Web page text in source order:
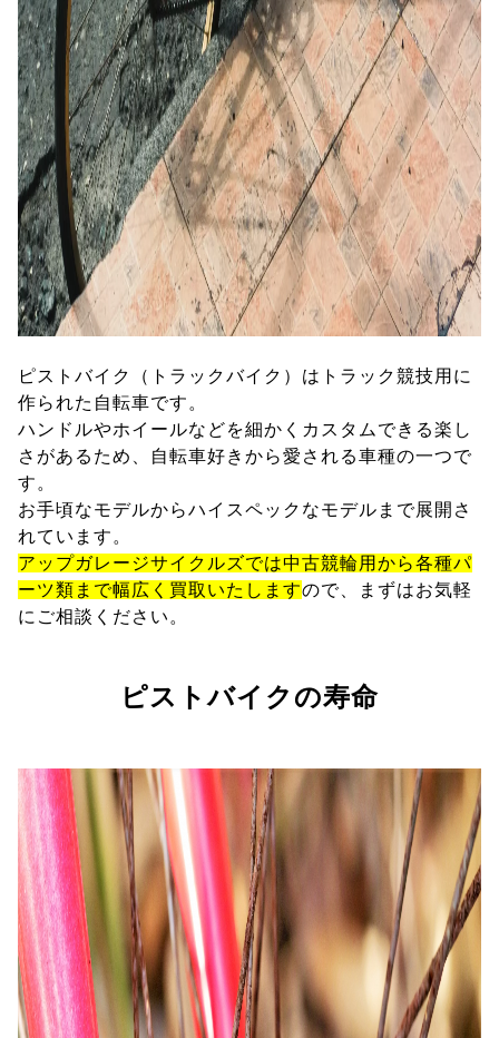
ピストバイク（トラックバイク）はトラック競技用に
作られた自転車です。
ハンドルやホイールなどを細かくカスタムできる楽し
さがあるため、自転車好きから愛される車種の一つで
す。
お手頃なモデルからハイスペックなモデルまで展開さ
れています。
アップガレージサイクルズでは中古競輪用から各種パ
ーツ類まで幅広く買取いたしますので、まずはお気軽
にご相談ください。
ピストバイクの寿命